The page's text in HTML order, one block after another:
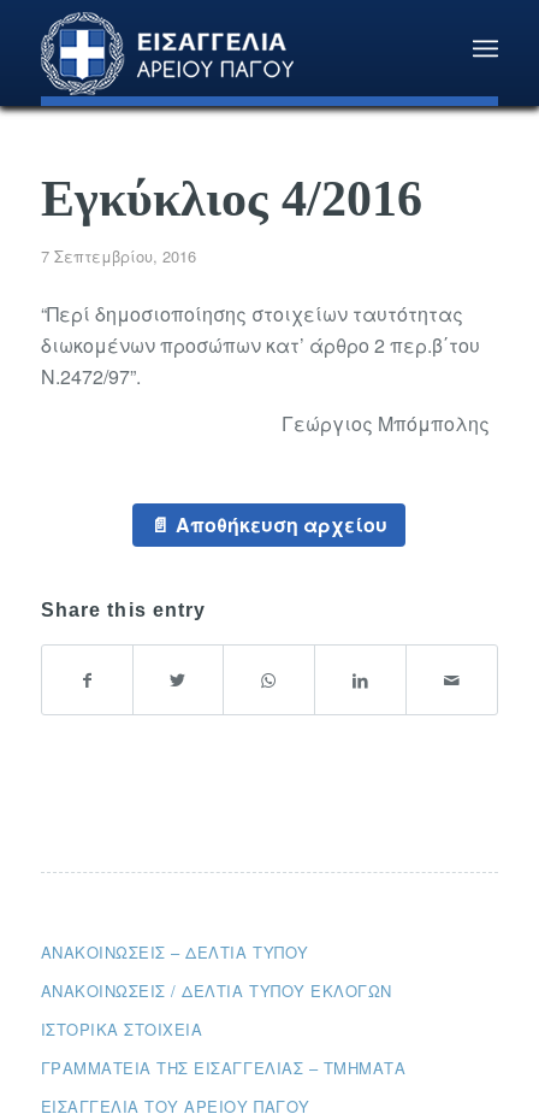
Εγκύκλιος 4/2016
7 Σεπτεμβρίου, 2016
“Περί δημοσιοποίησης στοιχείων ταυτότητας
διωκομένων προσώπων κατ’ άρθρο 2 περ.β΄του
Ν.2472/97”.
Γεώργιος Μπόμπολης
Αποθήκευση αρχείου
Share this entry
ΑΝΑΚΟΙΝΏΣΕΙΣ – ΔΕΛΤΊΑ ΤΎΠΟΥ
ΑΝΑΚΟΙΝΏΣΕΙΣ / ΔΕΛΤΊΑ ΤΎΠΟΥ ΕΚΛΟΓΏΝ
ΙΣΤΟΡΙΚΆ ΣΤΟΙΧΕΊΑ
ΓΡΑΜΜΑΤΕΊΑ ΤΗΣ ΕΙΣΑΓΓΕΛΊΑΣ – ΤΜΉΜΑΤΑ
ΕΙΣΑΓΓΕΛΊΑ ΤΟΥ ΑΡΕΊΟΥ ΠΆΓΟΥ